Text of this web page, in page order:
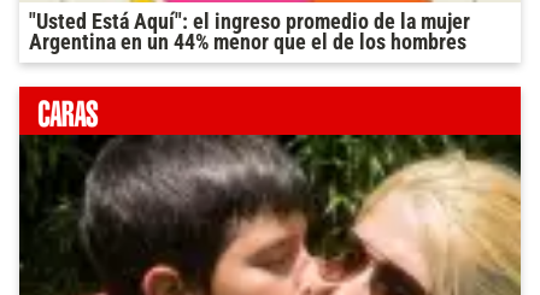
"Usted Está Aquí": el ingreso promedio de la mujer
Argentina en un 44% menor que el de los hombres